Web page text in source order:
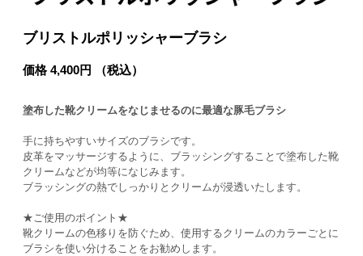
ブリストルポリッシャーブラシ
価格 4,400円 （税込）
塗布した靴クリームをなじませるのに最適な豚毛ブラシ
手に持ちやすいサイズのブラシです。
皮革をマッサージするように、ブラッシングすることで塗布した靴
クリームなどが均等になじみます。
ブラッシングの熱でしっかりとクリームが浸透いたします。
★ご使用のポイント★
靴クリームの色移りを防ぐため、使用するクリームのカラーごとに
ブラシを使い分けることをお勧めします。